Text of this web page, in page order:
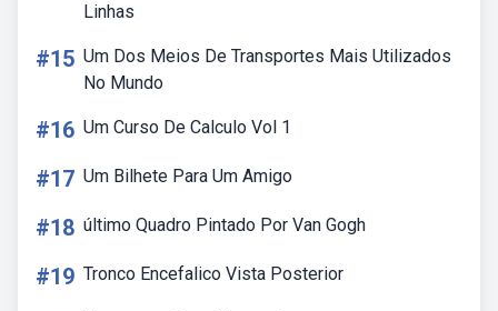
Linhas
#15 Um Dos Meios De Transportes Mais Utilizados
No Mundo
#16 Um Curso De Calculo Vol 1
#17 Um Bilhete Para Um Amigo
#18 último Quadro Pintado Por Van Gogh
#19 Tronco Encefalico Vista Posterior